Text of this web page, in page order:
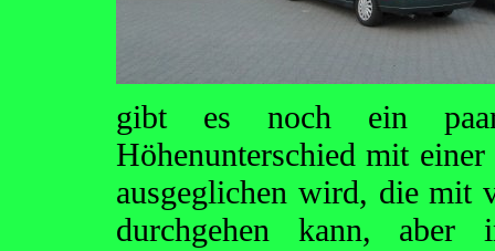
gibt es noch ein
Höhenunterschied mit
ausgeglichen wird, die mit
durchgehen kann, aber